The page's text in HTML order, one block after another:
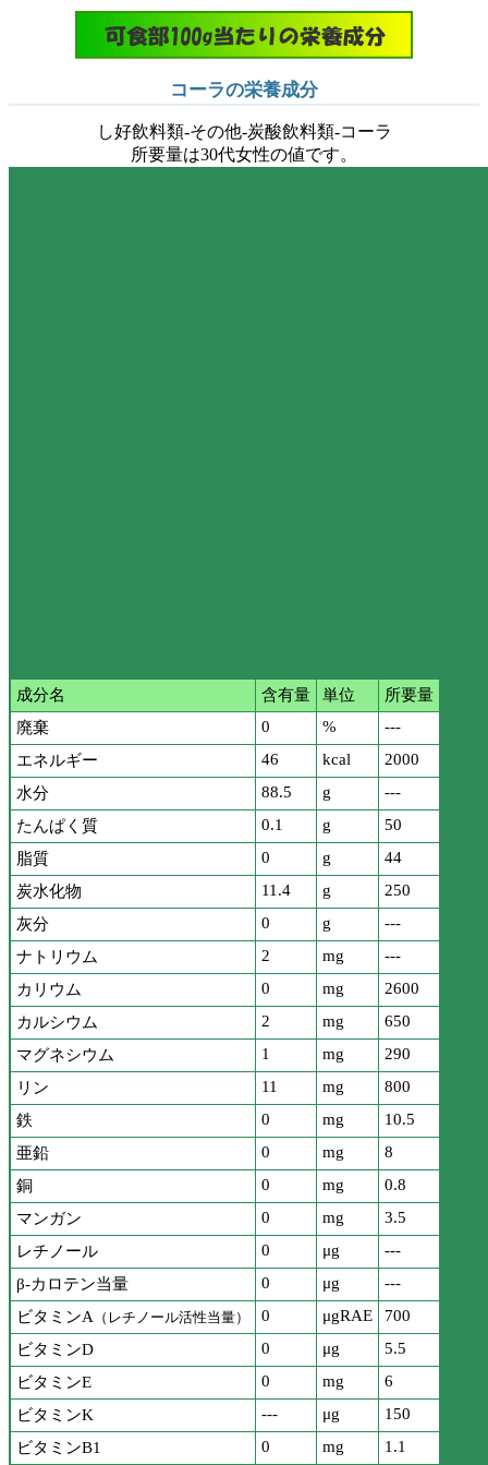
コーラの栄養成分
し好飲料類-その他-炭酸飲料類-コーラ
所要量は30代女性の値です。
成分名 含有量 単位
所要量
廃棄
0 %
---
エネルギー
46 kcal
2000
水分
88.5 g
---
たんぱく質
0.1 g
50
脂質
0 g
44
炭水化物
11.4 g
250
灰分
0 g
---
ナトリウム
2 mg
---
カリウム
0 mg
2600
カルシウム
2 mg
650
マグネシウム
1 mg
290
リン
11 mg
800
鉄
0 mg
10.5
亜鉛
0 mg
8
銅
0 mg
0.8
マンガン
0 mg
3.5
レチノール
0 μg
---
β-カロテン当量
0 μg
---
ビタミンA （レチノール活性当量） 0 μgRAE
700
ビタミンD
0 μg
5.5
ビタミンE
0 mg
6
ビタミンK
--- μg
150
ビタミンB1
0 mg
1.1